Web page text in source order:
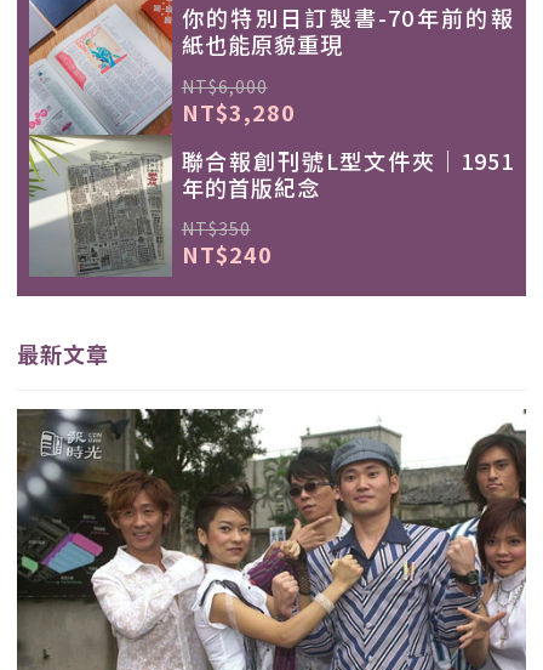
你的特別日訂製書-70年前的報
紙也能原貌重現
NT$6,000
NT$3,280
聯合報創刊號L型文件夾｜1951
年的首版紀念
NT$350
NT$240
最新文章